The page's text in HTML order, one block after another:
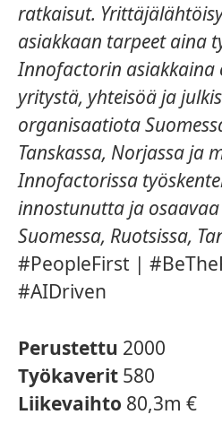
ratkaisut.
asiakkaan tarpeet aina
Innofactorin asiakkaina
yritystä, yhteisöä ja
organisaatiota
Tanskassa, Norjassa ja
Innofactorissa
innostunutta ja
Suomessa, Ruotsissa,
#PeopleFirst |
#AIDriven
Perustettu 2000
Työkaverit 580
Liikevaihto 80,3m €